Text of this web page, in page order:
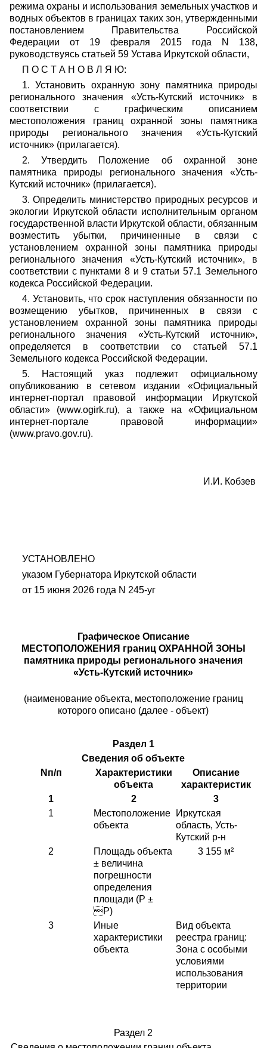
режима охраны и использования земельных участков и
водных объектов в границах таких зон, утвержденными
постановлением Правительства Российской
Федерации от 19 февраля 2015 года N 138,
руководствуясь статьей 59 Устава Иркутской области,
П О С Т А Н О В Л Я Ю:
1. Установить охранную зону памятника природы
регионального значения «Усть-Кутский источник» в
соответствии с графическим описанием
местоположения границ охранной зоны памятника
природы регионального значения «Усть-Кутский
источник» (прилагается).
2. Утвердить Положение об охранной зоне
памятника природы регионального значения «Усть-
Кутский источник» (прилагается).
3. Определить министерство природных ресурсов и
экологии Иркутской области исполнительным органом
государственной власти Иркутской области, обязанным
возместить убытки, причиненные в связи с
установлением охранной зоны памятника природы
регионального значения «Усть-Кутский источник», в
соответствии с пунктами 8 и 9 статьи 57.1 Земельного
кодекса Российской Федерации.
4. Установить, что срок наступления обязанности по
возмещению убытков, причиненных в связи с
установлением охранной зоны памятника природы
регионального значения «Усть-Кутский источник»,
определяется в соответствии со статьей 57.1
Земельного кодекса Российской Федерации.
5. Настоящий указ подлежит официальному
опубликованию в сетевом издании «Официальный
интернет-портал правовой информации Иркутской
области» (www.ogirk.ru), а также на «Официальном
интернет-портале правовой информации»
(www.pravo.gov.ru).
И.И. Кобзев
УСТАНОВЛЕНО
указом Губернатора Иркутской области
от 15 июня 2026 года N 245-уг
Графическое Описание
МЕСТОПОЛОЖЕНИЯ границ ОХРАННОЙ ЗОНЫ
памятника природы регионального значения
«Усть-Кутский источник»
(наименование объекта, местоположение границ
которого описано (далее - объект)
Раздел 1
Сведения об объекте
Nп/п
Характеристики
объекта
Описание
характеристик
1
2
3
1
Местоположение
объекта
Иркутская
область, Усть-
Кутский р-н
2
Площадь объекта
± величина
погрешности
определения
площади (P ±
P)
3 155 м²
3
Иные
характеристики
объекта
Вид объекта
реестра границ:
Зона с особыми
условиями
использования
территории
Раздел 2